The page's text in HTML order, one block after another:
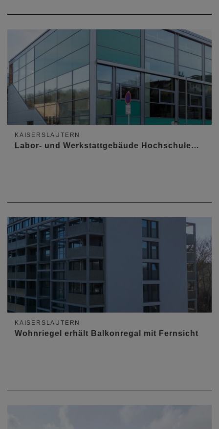
KAISERSLAUTERN
Labor- und Werkstattgebäude Hochschule…
KAISERSLAUTERN
Wohnriegel erhält Balkonregal mit Fernsicht